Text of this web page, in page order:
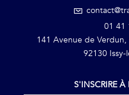
01 41
141 Avenue de
92130 Issy-
S'INSCRIRE À